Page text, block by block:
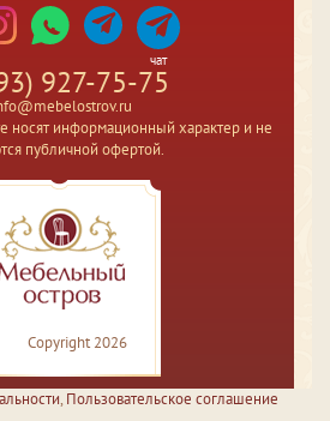
чат
927-75-75
носят информационный характер и не
публичной офертой.
Copyright 2026
, Пользовательское соглашение